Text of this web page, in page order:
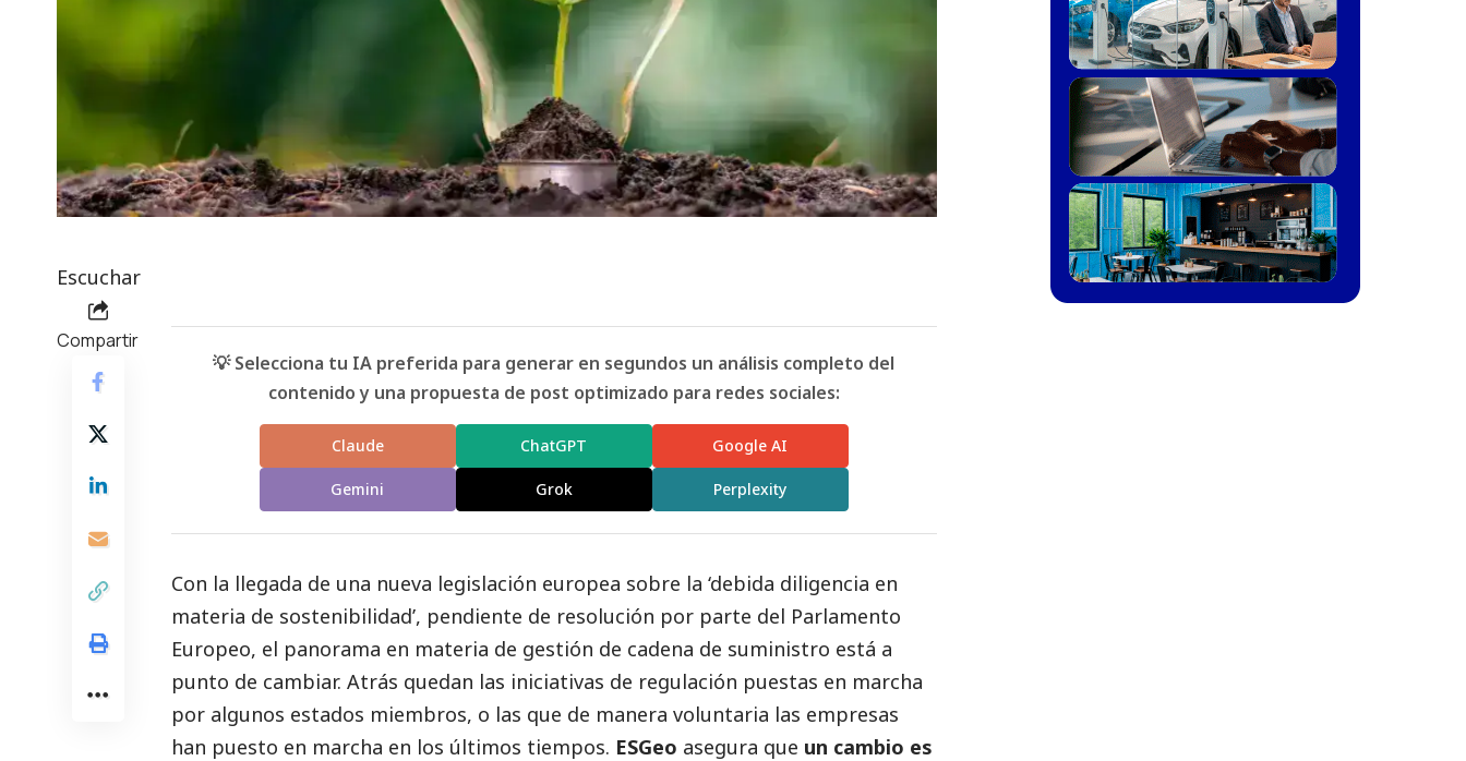
Escuchar
Compartir
💡 Selecciona tu IA preferida para generar en segundos un análisis completo del
contenido y una propuesta de post optimizado para redes sociales:
Claude ChatGPT Google AI
Gemini Grok Perplexity
Con la llegada de una nueva legislación europea sobre la ‘debida diligencia en
materia de sostenibilidad’, pendiente de resolución por parte del Parlamento
Europeo, el panorama en materia de gestión de cadena de suministro está a
punto de cambiar. Atrás quedan las iniciativas de regulación puestas en marcha
por algunos estados miembros, o las que de manera voluntaria las empresas
han puesto en marcha en los últimos tiempos. ESGeo asegura que un cambio es